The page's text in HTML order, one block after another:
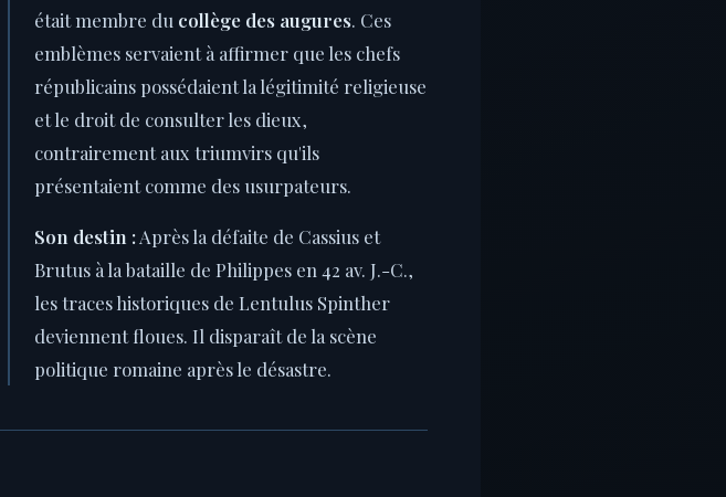
était membre du collège des augures. Ces
emblèmes servaient à affirmer que les chefs
républicains possédaient la légitimité religieuse
et le droit de consulter les dieux,
contrairement aux triumvirs qu'ils
présentaient comme des usurpateurs.
Son destin :Après la défaite de Cassius et
Brutus à la bataille de Philippes en 42 av. J.-C.,
les traces historiques de Lentulus Spinther
deviennent floues. Il disparaît de la scène
politique romaine après le désastre.